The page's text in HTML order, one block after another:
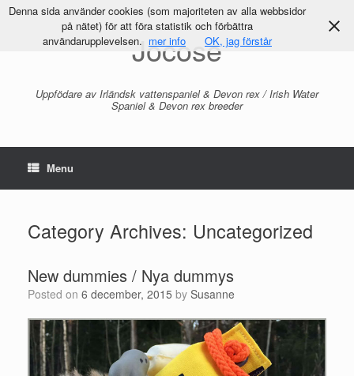
Jocose
Uppfödare av Irländsk vattenspaniel & Devon rex / Irish Water
Spaniel & Devon rex breeder
Menu
Category Archives: Uncategorized
New dummies / Nya dummys
Posted on 6 december, 2015 by Susanne
Denna sida använder cookies (som majoriteten av alla webbsidor
på nätet) för att föra statistik och förbättra
användarupplevelsen. mer info OK, jag förstår